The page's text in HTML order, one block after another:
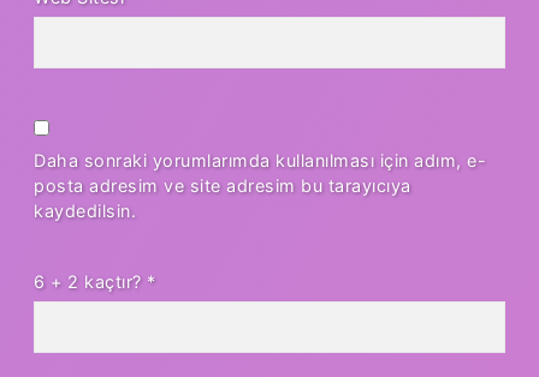
Daha sonraki yorumlarımda kullanılması için adım, e-
posta adresim ve site adresim bu tarayıcıya
kaydedilsin.
6 + 2 kaçtır? *